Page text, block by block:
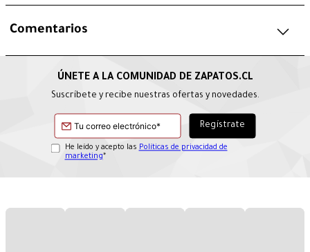
Comentarios
Suscríbete y recibe nuestras ofertas y novedades.
He leído y acepto lasPolíticas de privacidad de
marketing*